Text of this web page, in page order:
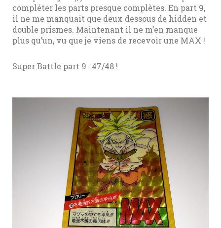
compléter les parts presque complètes. En part 9,
il ne me manquait que deux dessous de hidden et
double prismes. Maintenant il ne m’en manque
plus qu’un, vu que je viens de recevoir une MAX !
Super Battle part 9 : 47/48 !